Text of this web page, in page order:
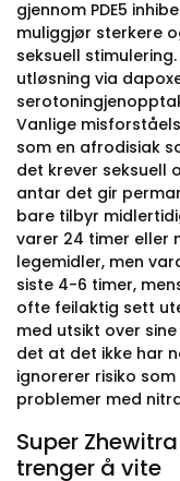
gjennom PDE5
muliggjør sterkere
seksuell
utløsning via
Vanlige
som en afrodisiak
det krever seksuell
antar det gir
bare tilbyr
varer 24 timer eller
legemidler, men
siste 4-6 timer,
ofte feilaktig sett
med utsikt over
det at det ikke har
ignorerer risiko
problemer med
Super
trenger å vite